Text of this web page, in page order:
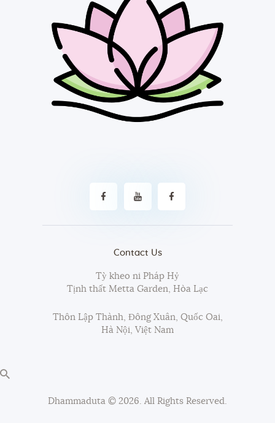
Contact Us
Tỳ kheo ni Pháp Hỷ
Tịnh thất Metta Garden, Hòa Lạc
Thôn Lập Thành, Đông Xuân, Quốc Oai,
Hà Nội, Việt Nam
Dhammaduta © 2026. All Rights Reserved.